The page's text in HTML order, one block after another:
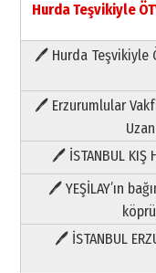
Hurda Teşvikiyle
🖊 Hurda Teşvikiyle
🖊 Erzurumlular
🖊 İSTANBUL KIŞ
🖊 YEŞİLAY’ın
🖊 İSTANBUL
Paranın Aile
03 Ağustos 2026 Pazartesi
09
Yusuf